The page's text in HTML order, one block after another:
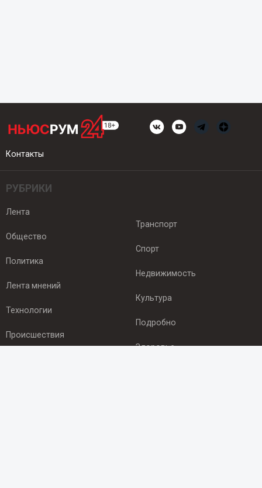
Контакты
РУБРИКИ
Лента
Общество
Политика
Лента мнений
Технологии
Происшествия
Транспорт
Спорт
Недвижимость
Культура
Подробно
Здоровье